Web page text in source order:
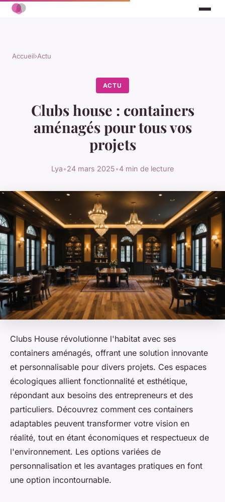
Accueil›Actu
ACTU
Clubs house : containers
aménagés pour tous vos
projets
Lya•24 mars 2025•4 min de lecture
Clubs House révolutionne l'habitat avec ses
containers aménagés, offrant une solution innovante
et personnalisable pour divers projets. Ces espaces
écologiques allient fonctionnalité et esthétique,
répondant aux besoins des entrepreneurs et des
particuliers. Découvrez comment ces containers
adaptables peuvent transformer votre vision en
réalité, tout en étant économiques et respectueux de
l'environnement. Les options variées de
personnalisation et les avantages pratiques en font
une option incontournable.